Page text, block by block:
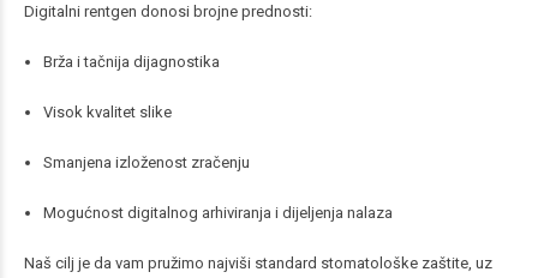
Digitalni rentgen donosi brojne prednosti:
Brža i tačnija dijagnostika
Visok kvalitet slike
Smanjena izloženost zračenju
Mogućnost digitalnog arhiviranja i dijeljenja nalaza
Naš cilj je da vam pružimo najviši standard stomatološke zaštite, uz